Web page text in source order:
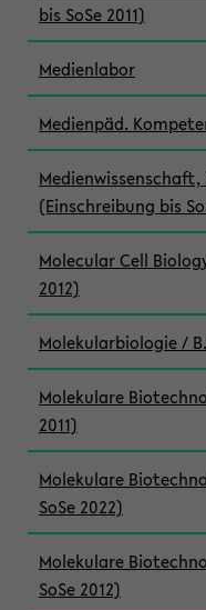
bis SoSe 2011)
Medienlabor
Medienpäd.
(Einschreibung bis
Molecular Cell
2012)
Molekularbiologie /
Molekulare
2011)
Molekulare
SoSe 2022)
Molekulare
SoSe 2012)